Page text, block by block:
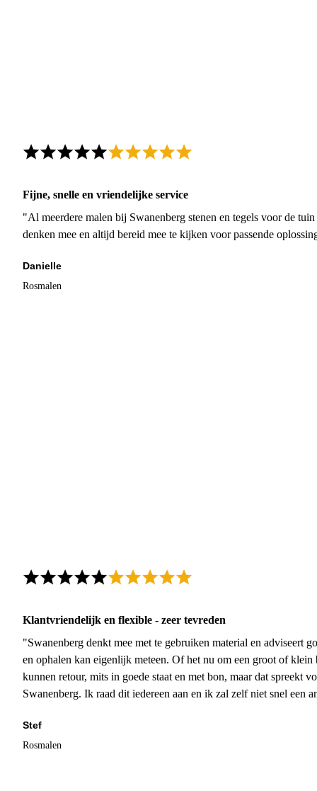
Fijne, snelle en vriendelijke service
"Al meerdere malen bij Swanenberg stenen en tegels voor de
denken mee en altijd bereid mee te kijken voor passende
Danielle
Rosmalen
Klantvriendelijk en flexible - zeer tevreden
"Swanenberg denkt mee met te gebruiken material en adviseert
en ophalen kan eigenlijk meteen. Of het nu om een groot of
kunnen retour, mits in goede staat en met bon, maar dat spreekt
Swanenberg. Ik raad dit iedereen aan en ik zal zelf niet snel een
Stef
Rosmalen